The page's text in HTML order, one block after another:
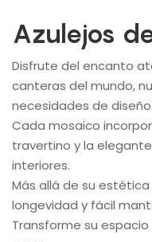
Azulejos
Disfrute del encanto
canteras del mundo,
necesidades de diseño.
Cada mosaico
travertino y la
interiores.
Más allá de su
longevidad y fácil
Transforme su